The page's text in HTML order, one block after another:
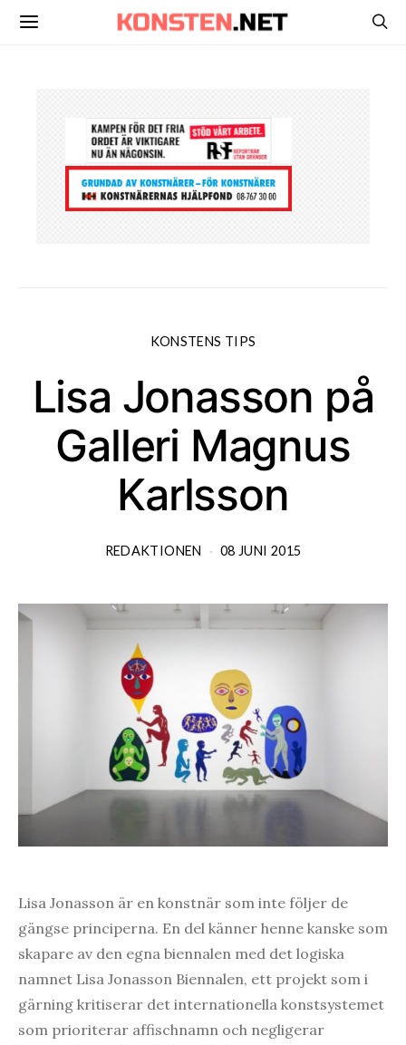
KONSTENS TIPS
Lisa Jonasson på
Galleri Magnus
Karlsson
REDAKTIONEN 08 JUNI 2015
Lisa Jonasson är en konstnär som inte följer de
gängse principerna. En del känner henne kanske som
skapare av den egna biennalen med det logiska
namnet Lisa Jonasson Biennalen, ett projekt som i
gärning kritiserar det internationella konstsystemet
som prioriterar affischnamn och negligerar